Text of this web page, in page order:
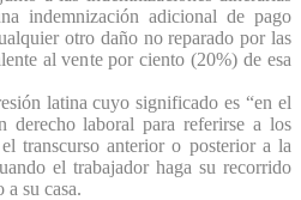
indemnización adicional de pago
otro daño no reparado por las
al vente por ciento (20%) de esa
latina cuyo significado es “en el
derecho laboral para referirse a los
transcurso anterior o posterior a la
el trabajador haga su recorrido
su casa.